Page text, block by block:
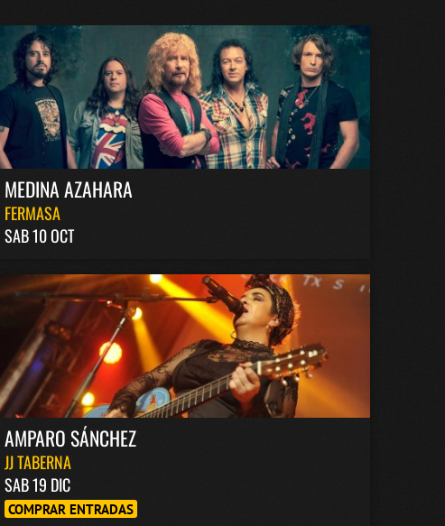
MEDINA AZAHARA
FERMASA
SAB 10 OCT
AMPARO SÁNCHEZ
JJ TABERNA
SAB 19 DIC
COMPRAR ENTRADAS